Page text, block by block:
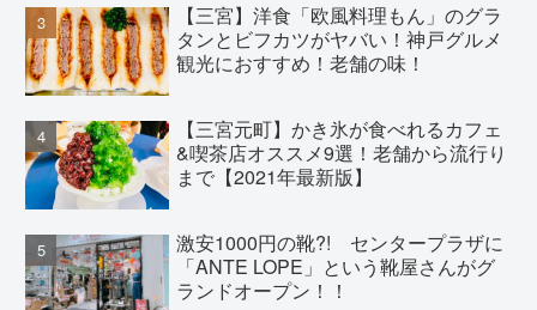
【三宮】洋食「欧風料理もん」のグラ
タンとビフカツがヤバい！神戸グルメ
観光におすすめ！老舗の味！
【三宮元町】かき氷が食べれるカフェ
&喫茶店オススメ9選！老舗から流行り
まで【2021年最新版】
激安1000円の靴?! センタープラザに
「ANTE LOPE」という靴屋さんがグ
ランドオープン！！